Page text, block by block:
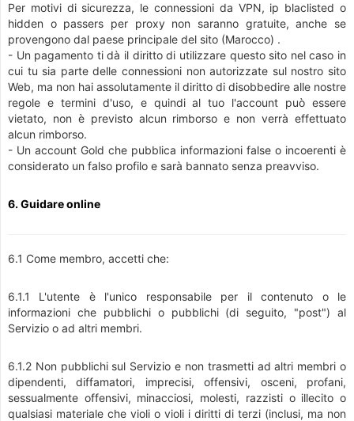
Per motivi di sicurezza, le connessioni da VPN, ip blaclisted o
hidden o passers per proxy non saranno gratuite, anche se
provengono dal paese principale del sito (Marocco) .
- Un pagamento ti dà il diritto di utilizzare questo sito nel caso in
cui tu sia parte delle connessioni non autorizzate sul nostro sito
Web, ma non hai assolutamente il diritto di disobbedire alle nostre
regole e termini d'uso, e quindi al tuo l'account può essere
vietato, non è previsto alcun rimborso e non verrà effettuato
alcun rimborso.
- Un account Gold che pubblica informazioni false o incoerenti è
considerato un falso profilo e sarà bannato senza preavviso.
6. Guidare online
6.1 Come membro, accetti che:
6.1.1 L'utente è l'unico responsabile per il contenuto o le
informazioni che pubblichi o pubblichi (di seguito, "post") al
Servizio o ad altri membri.
6.1.2 Non pubblichi sul Servizio e non trasmetti ad altri membri o
dipendenti, diffamatori, imprecisi, offensivi, osceni, profani,
sessualmente offensivi, minacciosi, molesti, razzisti o illecito o
qualsiasi materiale che violi o violi i diritti di terzi (inclusi, ma non